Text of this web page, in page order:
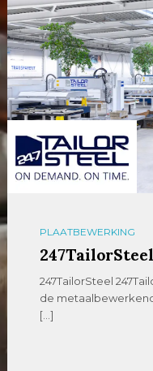
PLAATBEWERKING
247TailorSteel
247TailorSteel
de
[…]